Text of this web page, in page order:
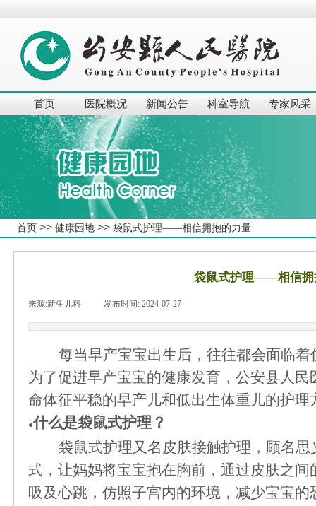
首页 医院概况 新闻公告 科室导航 专家风采
首页 >> 健康园地 >> 袋鼠式护理——相信拥抱的力量
袋鼠式护理——相信拥
来源:新生儿科 发布时间: 2024-07-27
每当早产宝宝出生后，往往都会面临
为了促进早产宝宝的健康发育，公安县人
命体征平稳的早产儿和低出生体重儿的护理
●什么是袋鼠式护理？
袋鼠式护理又名皮肤接触护理，顾名
式，让妈妈将宝宝抱在胸前，通过皮肤之
吸及心跳，仿照子宫内的环境，减少宝宝